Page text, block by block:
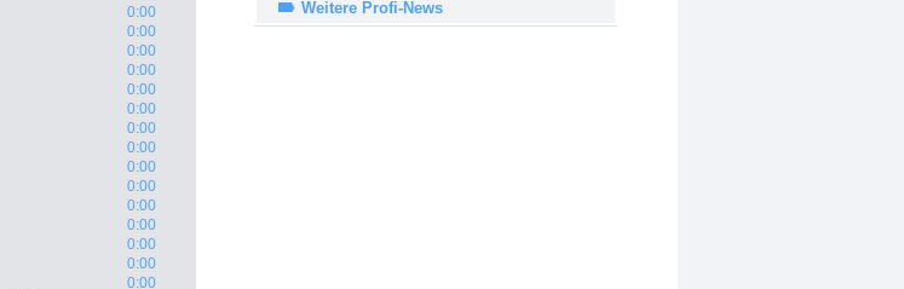
0:00
0:00
0:00
0:00
0:00
0:00
0:00
0:00
0:00
0:00
0:00
0:00
0:00
0:00
0:00
Weitere Profi-News